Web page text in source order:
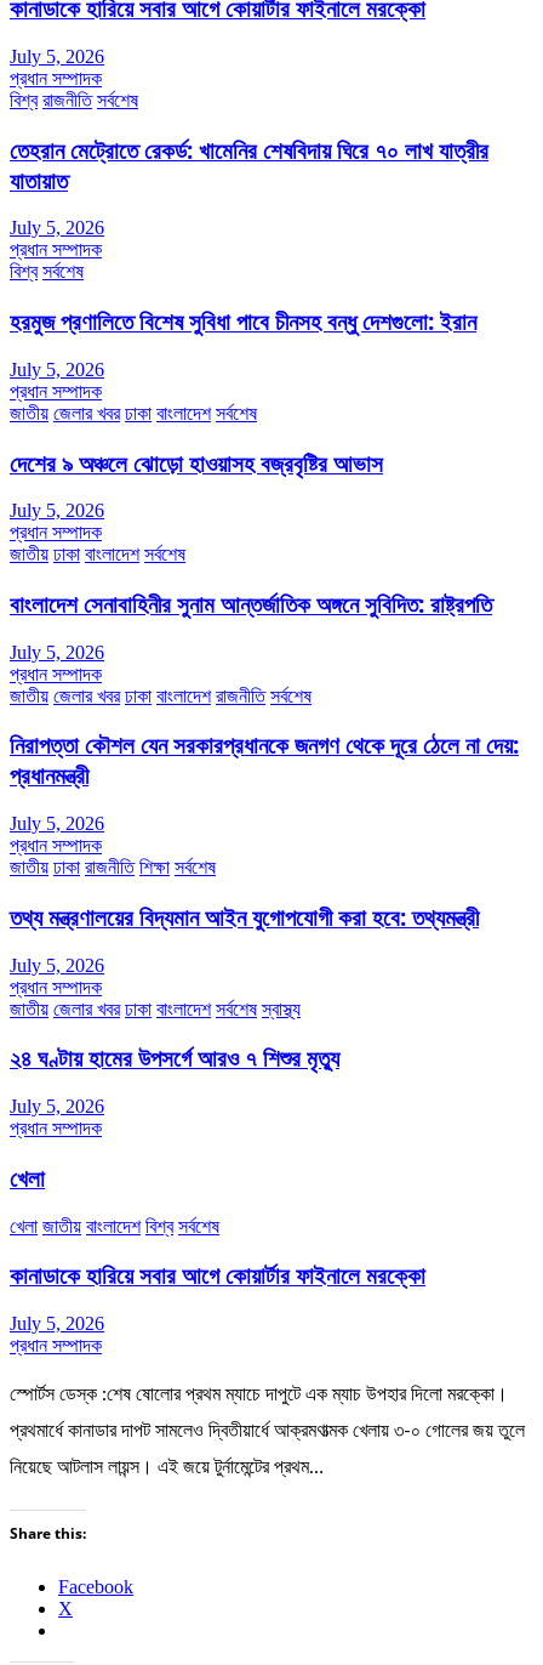
কানাডাকে হারিয়ে সবার আগে কোয়ার্টার ফাইনালে মরক্কো
July 5, 2026
প্রধান সম্পাদক
বিশ্ব রাজনীতি সর্বশেষ
তেহরান মেট্রোতে রেকর্ড: খামেনির শেষবিদায় ঘিরে ৭০ লাখ যাত্রীর
যাতায়াত
July 5, 2026
প্রধান সম্পাদক
বিশ্ব সর্বশেষ
হরমুজ প্রণালিতে বিশেষ সুবিধা পাবে চীনসহ বন্ধু দেশগুলো: ইরান
July 5, 2026
প্রধান সম্পাদক
জাতীয় জেলার খবর ঢাকা বাংলাদেশ সর্বশেষ
দেশের ৯ অঞ্চলে ঝোড়ো হাওয়াসহ বজ্রবৃষ্টির আভাস
July 5, 2026
প্রধান সম্পাদক
জাতীয় ঢাকা বাংলাদেশ সর্বশেষ
বাংলাদেশ সেনাবাহিনীর সুনাম আন্তর্জাতিক অঙ্গনে সুবিদিত: রাষ্ট্রপতি
July 5, 2026
প্রধান সম্পাদক
জাতীয় জেলার খবর ঢাকা বাংলাদেশ রাজনীতি সর্বশেষ
নিরাপত্তা কৌশল যেন সরকারপ্রধানকে জনগণ থেকে দূরে ঠেলে না দেয়:
প্রধানমন্ত্রী
July 5, 2026
প্রধান সম্পাদক
জাতীয় ঢাকা রাজনীতি শিক্ষা সর্বশেষ
তথ্য মন্ত্রণালয়ের বিদ্যমান আইন যুগোপযোগী করা হবে: তথ্যমন্ত্রী
July 5, 2026
প্রধান সম্পাদক
জাতীয় জেলার খবর ঢাকা বাংলাদেশ সর্বশেষ স্বাস্থ্য
২৪ ঘণ্টায় হামের উপসর্গে আরও ৭ শিশুর মৃত্যু
July 5, 2026
প্রধান সম্পাদক
খেলা
খেলা জাতীয় বাংলাদেশ বিশ্ব সর্বশেষ
কানাডাকে হারিয়ে সবার আগে কোয়ার্টার ফাইনালে মরক্কো
July 5, 2026
প্রধান সম্পাদক
স্পোর্টস ডেস্ক :শেষ ষোলোর প্রথম ম্যাচে দাপুটে এক ম্যাচ উপহার দিলো মরক্কো।
প্রথমার্ধে কানাডার দাপট সামলেও দ্বিতীয়ার্ধে আক্রমণাত্মক খেলায় ৩-০ গোলের জয় তুলে
নিয়েছে আটলাস লায়ন্স। এই জয়ে টুর্নামেন্টের প্রথম…
Share this:
Facebook
X